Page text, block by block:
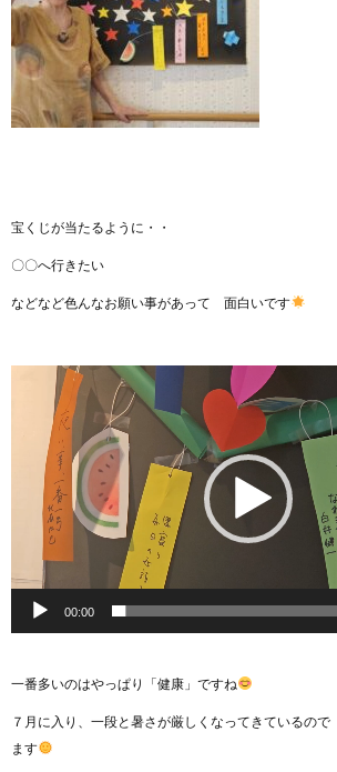
宝くじが当たるように・・
〇〇へ行きたい
などなど色んなお願い事があって 面白いです
動
00:00
一番多いのはやっぱり「健康」ですね
７月に入り、一段と暑さが厳しくなってきているの
ます